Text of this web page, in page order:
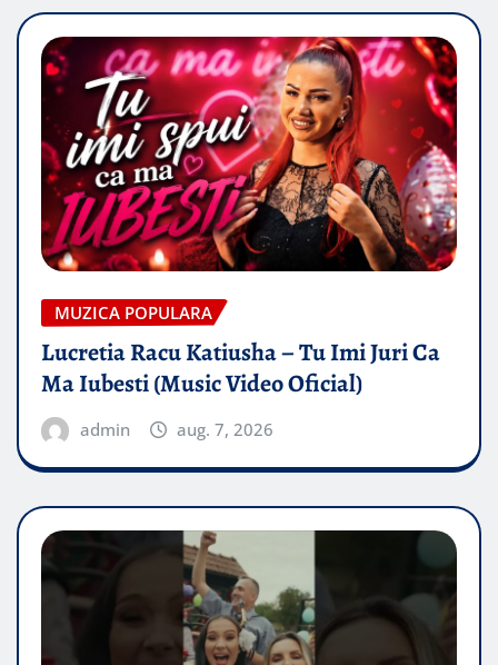
MUZICA POPULARA
Lucretia Racu Katiusha – Tu Imi Juri Ca
Ma Iubesti (Music Video Oficial)
admin aug. 7, 2026